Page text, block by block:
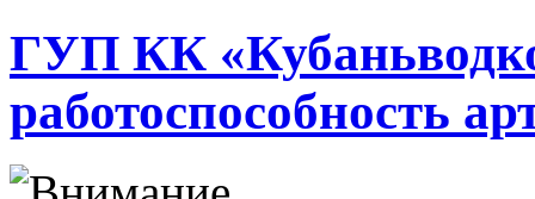
ГУП КК
работоспособность